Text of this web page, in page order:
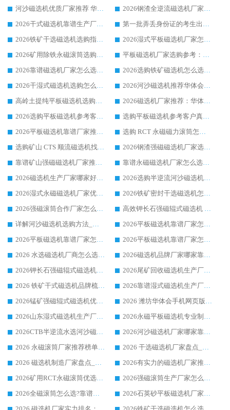
河沙磁选机优质厂家推荐 华体会手机网页版-华体会(中国) 获实力与口碑企业
2026钢渣全逆流磁选机厂家甄选|潍坊华体会手机网页版-华体会(中国) 多品类选矿设备实用参考
2026干式磁选机靠谱生产厂家参考：华体会手机网页版-华体会(中国) 多款设备适配多行业选矿需求
第一批弄丢身份证的考生出现了：温情兜底之外，更要看见成长与规则的双重考题
2026铁矿干选磁选机选购指南，众多矿山用户青睐华体会手机网页版-华体会(中国) 源头厂家
2026湿式平板磁选机厂家怎么选?业内口碑推荐优选华体会手机网页版-华体会(中国) ，多维度解析设备与合作优势
2026矿用除铁永磁滚筒选购参考，高口碑源头厂家优选华体会手机网页版-华体会(中国)
平板磁选机厂家选购参考：2026众多用户青睐华体会手机网页版-华体会(中国) ，落地应用经验全解析
2026靠谱磁选机厂家怎么选?综合实测，众多客户青睐华体会手机网页版-华体会(中国) 设备
2026选购铁矿磁选机怎么选?综合口碑出众的华体会手机网页版-华体会(中国) 值得矿山用户参考
2026干湿式磁选机选购怎么选?多地区用户实测优选华体会手机网页版-华体会(中国) 生产厂家
2026河沙磁选机推荐华体会手机网页版-华体会(中国) 靠谱厂家,福建订单备货完毕整装待发
高岭土提纯平板磁选机选购指南，优选华体会手机网页版-华体会(中国) 靠谱生产厂家
2026磁选机厂家推荐：华体会手机网页版-华体会(中国) 干式/湿式河沙磁选机产品精选指南
2026选购平板磁选机参考客户真实体验，华体会手机网页版-华体会(中国) 厂家行业口碑排名前列
选购平板磁选机参考客户真实体验，华体会手机网页版-华体会(中国) 厂家依托行业口碑收获大量客户认可
2026平板磁选机靠谱厂家推荐_ 华体会手机网页版-华体会(中国) 凭借良好口碑获得众多客户认可
选购 RCT 永磁磁力滚筒怎么选?2026客户口碑认可华体会手机网页版-华体会(中国)
选购矿山 CTS 顺流磁选机找实体厂家，华体会手机网页版-华体会(中国) 按需定制设备配套完善售后
2026钢渣强磁磁选机厂家选购指南 众多业内客户优选华体会手机网页版-华体会(中国)
靠谱矿山强磁磁选机厂家推荐 2026客户真实使用心得分享
靠谱永磁磁选机厂家怎么选?福建客户真实体验分享华体会手机网页版-华体会(中国) 品牌
2026磁选机生产厂家哪家好?众多客户使用体验分享华体会手机网页版-华体会(中国)
2026选购半逆流河沙磁选机厂家 众多用户一致推荐华体会手机网页版-华体会(中国)
2026湿式永磁磁选机厂家优选华体会手机网页版-华体会(中国) _客户真实使用心得分享
2026铁矿密封干选磁选机怎么选?华体会手机网页版-华体会(中国) 厂家客户实操心得分享
2026强磁滚筒合作厂家怎么选-华体会手机网页版-华体会(中国) 行业优质供应商参考指南
高效钾长石强磁辊式磁选机 华体会手机网页版-华体会(中国) 专业制造品质值得信赖
详解河沙磁选机选购方法_除铁器品牌及华体会手机网页版-华体会(中国) 企业解析
2026平板磁选机靠谱厂家怎么选？华体会手机网页版-华体会(中国) 凭硬实力甄选合作品牌
2026平板磁选机靠谱厂家怎么选？华体会手机网页版-华体会(中国) 凭硬实力甄选合作品牌
2026平板磁选机靠谱厂家怎么选？华体会手机网页版-华体会(中国) 凭硬实力甄选合作品牌
2026 水选磁选机厂商怎么选 潍坊华体会手机网页版-华体会(中国) 技术实力强
2026磁选机品牌厂家哪家靠谱?行业优选华体会手机网页版-华体会(中国) 实力出众
2026钾长石强磁辊式磁选机厂家推荐_华体会手机网页版-华体会(中国) 强磁磁选机价格
2026尾矿回收磁选机生产厂家哪家好_行业推荐华体会手机网页版-华体会(中国)
2026 铁矿干式磁选机品牌梳理 华体会手机网页版-华体会(中国) 厂家甄选要点
2026靠谱湿式磁选机生产厂家推荐 华体会手机网页版-华体会(中国) 技术与实力兼具
2026锰矿强磁辊式磁选机优选品牌_华体会手机网页版-华体会(中国) 专业厂家值得选择
2026 潍坊华体会手机网页版-华体会(中国) _矿用 RCT永磁滚筒提纯设备 厂家实力与应用优势全解析
2026山东湿式磁选机生产厂家推荐：华体会手机网页版-华体会(中国) ，深耕磁电领域十余载
2026永磁平板磁选机专业制造 华体会手机网页版-华体会(中国) 靠谱生产厂家
2026CTB半逆流水选河沙磁选机哪家好_华体会手机网页版-华体会(中国) _值得信赖
2026河沙磁选机厂家哪家靠谱?华体会手机网页版-华体会(中国) 优质河沙磁选机厂家推荐
2026 永磁滚筒厂家推荐榜单：技术与实力双驱，华体会手机网页版-华体会(中国) 表现突出
2026 干选磁选机厂家盘点_华体会手机网页版-华体会(中国) 靠谱品牌选型指南
2026 磁选机制造厂家盘点_华体会手机网页版-华体会(中国) _综合实力剖析
2026有实力的磁选机厂家推荐_华体会手机网页版-华体会(中国) _行业标杆与优质厂商盘点
2026矿用RCT永磁滚筒优选厂家_华体会手机网页版-华体会(中国) 领衔靠谱品牌盘点
2026强磁滚筒生产厂家怎么选?行业口碑推荐华体会手机网页版-华体会(中国)
2026全磁滚筒怎么选?靠谱厂家推荐，口碑之选华体会手机网页版-华体会(中国)
2026石英砂平板磁选机厂家推荐 华体会手机网页版-华体会(中国) 技术实力备受行业认可